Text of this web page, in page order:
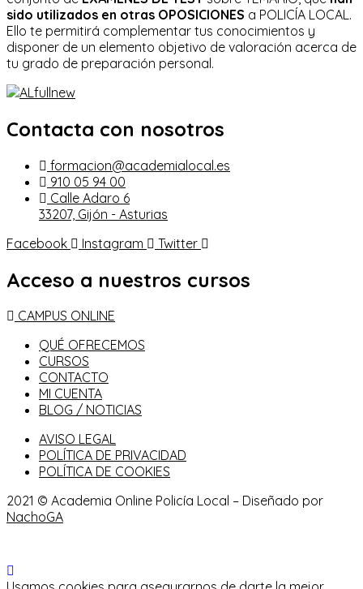
sido utilizados en otras OPOSICIONES a POLICÍA LOCAL.
Ello te permitirá complementar tus conocimientos y
disponer de un elemento objetivo de valoración acerca de
tu grado de preparación personal.
Contacta con nosotros
formacion@academialocal.es
910 05 94 00
Calle Adaro 6
33207, Gijón - Asturias
Facebook
Instagram Twitter
Acceso a nuestros cursos
CAMPUS ONLINE
QUÉ OFRECEMOS
CURSOS
CONTACTO
MI CUENTA
BLOG / NOTICIAS
AVISO LEGAL
POLÍTICA DE PRIVACIDAD
POLÍTICA DE COOKIES
2021 © Academia Online Policía Local – Diseñado por
NachoGA